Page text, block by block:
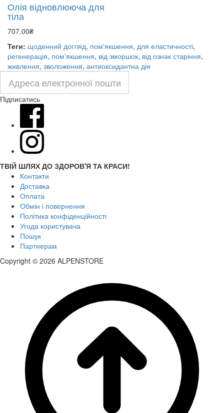
Олія відновлююча для
тіла
707.00₴
Теги: щоденний догляд, пом'якшення, для еластичності,
регенерація, пом'якшення, від зморшок, від ознак старіння,
живлення, зволоження, антиоксидантна дія
Підписатись
ТВІЙ ШЛЯХ ДО ЗДОРОВ'Я ТА КРАСИ!
Контакти
Доставка
Оплата
Обмін і повернення
Політика конфіденційності
Угода користувача
Пошук
Партнерам
Copyright © 2026 ALPENSTORE